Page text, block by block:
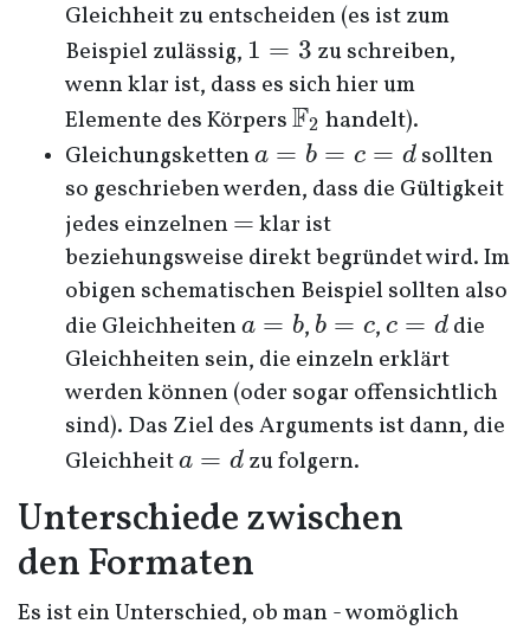
Gleichheit zu entscheiden (es ist zum
Beispiel zulässig, 1
=
3
1 = 3 zu schreiben,
wenn klar ist, dass es sich hier um
Elemente des Körpers\mathbb
F_2
F2 handelt).
Gleichungskettena
=
b
=
c
d
a = b = c = dsollten
so geschrieben werden, dass die Gültigkeit
jedes einzelnen=
=klar ist
beziehungsweise direkt begründet wird. Im
obigen schematischen Beispiel sollten also
die Gleichheitena=b
a = b, b=c
b = c,c=d
c = ddie
Gleichheiten sein, die einzeln erklärt
werden können (oder sogar offensichtlich
sind). Das Ziel des Arguments ist dann, die
Gleichheita=d
a = dzu folgern.
Unterschiede zwischen
den Formaten
Es ist ein Unterschied, ob man - womöglich